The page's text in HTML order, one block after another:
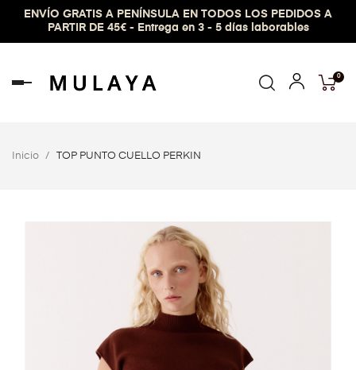
ENVÍO GRATIS A PENÍNSULA EN TODOS LOS PEDIDOS A
PARTIR DE 45€ - Entrega en 3 - 5 días laborables
Navegación
0
Inicio TOP PUNTO CUELLO PERKIN